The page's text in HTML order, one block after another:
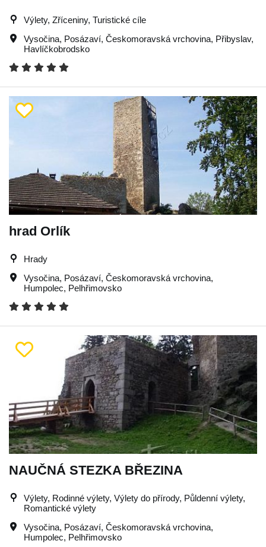
Výlety, Zříceniny, Turistické cíle
Vysočina, Posázaví, Českomoravská vrchovina, Přibyslav,
Havlíčkobrodsko
hrad Orlík
Hrady
Vysočina, Posázaví, Českomoravská vrchovina,
Humpolec, Pelhřimovsko
NAUČNÁ STEZKA BŘEZINA
Výlety, Rodinné výlety, Výlety do přírody, Půldenní výlety,
Romantické výlety
Vysočina, Posázaví, Českomoravská vrchovina,
Humpolec, Pelhřimovsko